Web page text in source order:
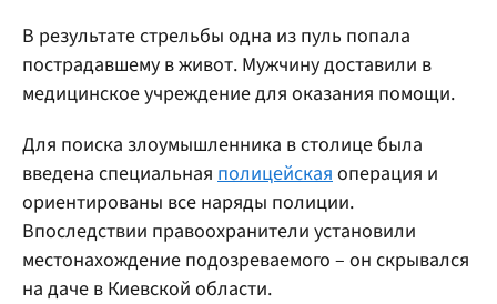
В результате стрельбы одна из пуль попала
пострадавшему в живот. Мужчину доставили в
медицинское учреждение для оказания помощи.
Для поиска злоумышленника в столице была
введена специальная полицейская операция и
ориентированы все наряды полиции.
Впоследствии правоохранители установили
местонахождение подозреваемого – он скрывался
на даче в Киевской области.